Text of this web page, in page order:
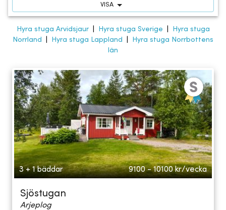
VISA
Hyra stuga Arvidsjaur| Hyra stuga Sverige
Hyra stuga
Norrland
Hyra stuga Lappland
Hyra stuga Norrbottens
län
3 + 1 bäddar 9100 - 10100 kr/vecka
Sjöstugan
Arjeplog